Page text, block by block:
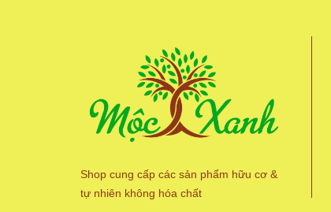
Shop cung cấp các sản phẩm hữu cơ &
tự nhiên không hóa chất